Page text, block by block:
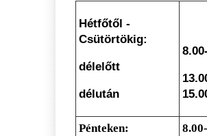
Hétfőtől -
Csütörtökig:
délelőtt
délután
Pénteken: